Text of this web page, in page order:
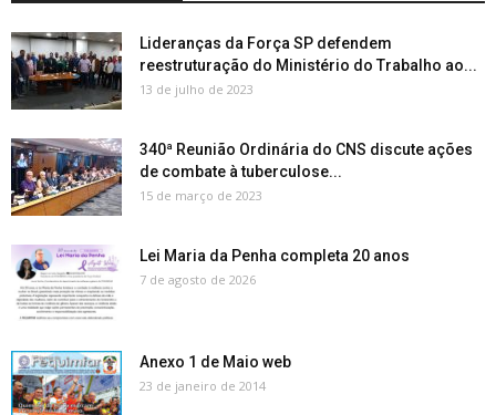
Lideranças da Força SP defendem
reestruturação do Ministério do Trabalho ao...
13 de julho de 2023
340ª Reunião Ordinária do CNS discute ações
de combate à tuberculose...
15 de março de 2023
Lei Maria da Penha completa 20 anos
7 de agosto de 2026
Anexo 1 de Maio web
23 de janeiro de 2014